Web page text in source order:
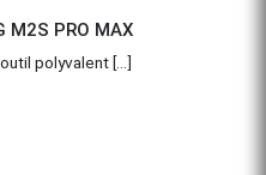
M2S PRO MAX
polyvalent [...]